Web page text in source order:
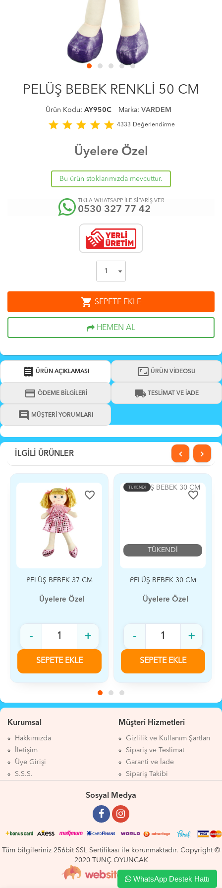
PELÜŞ BEBEK RENKLİ 50 CM
Ürün Kodu: AY950C Marka: VARDEM
star star star star star 4333 Değerlendirme
Üyelere Özel
Bu ürün stoklarımızda mevcuttur.
TIKLA WHATSAPP İLE SİPARİŞ VER
0530 327 77 42
shopping_cart SEPETE EKLE
HEMEN AL
receipt ÜRÜN AÇIKLAMASI aspect_ratio ÜRÜN VİDEOSU
credit_card ÖDEME BİLGİLERİ local_shipping TESLİMAT VE İADE
comment MÜŞTERİ YORUMLARI
İLGİLİ ÜRÜNLER
favorite_border
PELÜŞ BEBEK 37 CM
Üyelere Özel
- +
SEPETE EKLE
TÜKENDİ
favorite_border
TÜKENDİ
PELÜŞ BEBEK 30 CM
Üyelere Özel
- +
SEPETE EKLE
Kurumsal
Hakkımızda
İletişim
Üye Girişi
S.S.S.
Müşteri Hizmetleri
Gizlilik ve Kullanım Şartları
Sipariş ve Teslimat
Garanti ve İade
Sipariş Takibi
Sosyal Medya
Tüm bilgileriniz 256bit SSL Sertifikası ile korunmaktadır. Copyright ©
2020 TUNÇ OYUNCAK
WhatsApp Destek Hattı